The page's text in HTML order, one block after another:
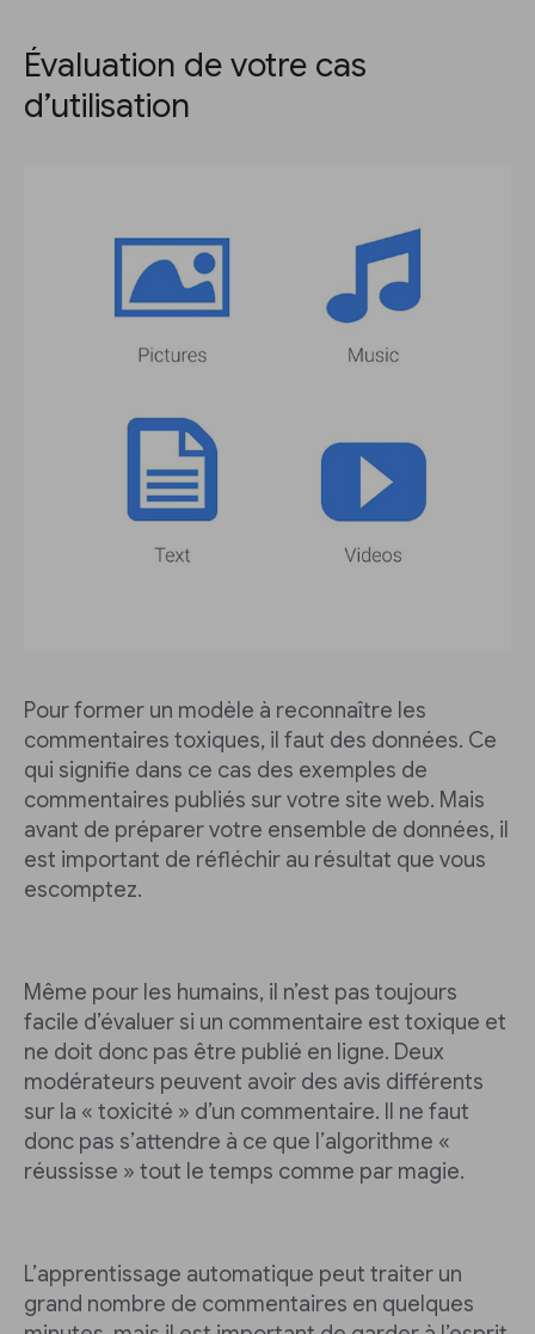
Évaluation de votre cas
d’utilisation
Pour former un modèle à reconnaître les
commentaires toxiques, il faut des données. Ce
qui signifie dans ce cas des exemples de
commentaires publiés sur votre site web. Mais
avant de préparer votre ensemble de données, il
est important de réfléchir au résultat que vous
escomptez.
Même pour les humains, il n’est pas toujours
facile d’évaluer si un commentaire est toxique et
ne doit donc pas être publié en ligne. Deux
modérateurs peuvent avoir des avis différents
sur la « toxicité » d’un commentaire. Il ne faut
donc pas s’attendre à ce que l’algorithme «
réussisse » tout le temps comme par magie.
L’apprentissage automatique peut traiter un
grand nombre de commentaires en quelques